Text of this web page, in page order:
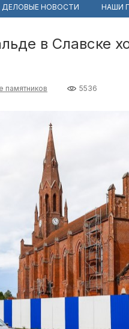
ДЕЛОВЫЕ НОВОСТИ НАШИ
в Славске
памятников 5536